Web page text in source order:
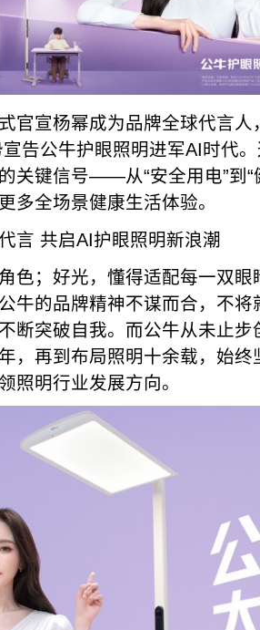
官宣杨幂成为品牌全球代言人
宣告公牛护眼照明进军AI时代
关键信号——从“安全用电”到“
多全场景健康生活体验。
言 共启AI护眼照明新浪潮
色；好光，懂得适配每一双
牛的品牌精神不谋而合，不
断突破自我。而公牛从未止步
，再到布局照明十余载，始
照明行业发展方向。